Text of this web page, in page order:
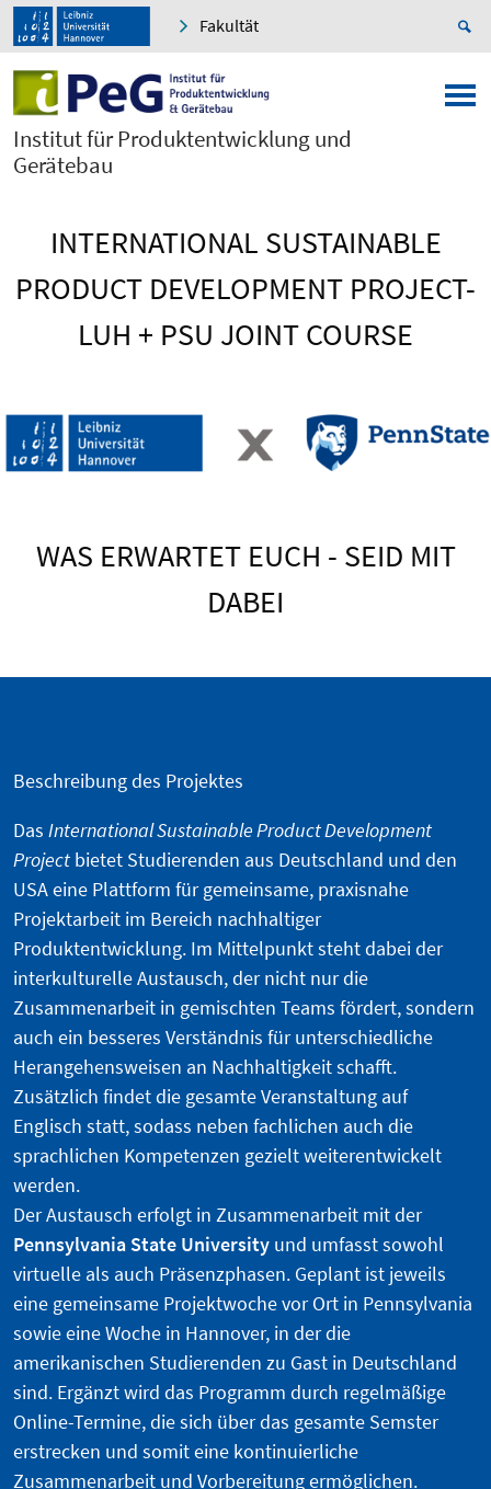
Fakultät
Institut für Produktentwicklung und
Gerätebau
INTERNATIONAL SUSTAINABLE
PRODUCT DEVELOPMENT PROJECT-
LUH + PSU JOINT COURSE
WAS ERWARTET EUCH - SEID MIT
DABEI
Beschreibung des Projektes
Das International Sustainable Product Development
Project bietet Studierenden aus Deutschland und den
USA eine Plattform für gemeinsame, praxisnahe
Projektarbeit im Bereich nachhaltiger
Produktentwicklung. Im Mittelpunkt steht dabei der
interkulturelle Austausch, der nicht nur die
Zusammenarbeit in gemischten Teams fördert, sondern
auch ein besseres Verständnis für unterschiedliche
Herangehensweisen an Nachhaltigkeit schafft.
Zusätzlich findet die gesamte Veranstaltung auf
Englisch statt, sodass neben fachlichen auch die
sprachlichen Kompetenzen gezielt weiterentwickelt
werden.
Der Austausch erfolgt in Zusammenarbeit mit der
Pennsylvania State University und umfasst sowohl
virtuelle als auch Präsenzphasen. Geplant ist jeweils
eine gemeinsame Projektwoche vor Ort in Pennsylvania
sowie eine Woche in Hannover, in der die
amerikanischen Studierenden zu Gast in Deutschland
sind. Ergänzt wird das Programm durch regelmäßige
Online-Termine, die sich über das gesamte Semster
erstrecken und somit eine kontinuierliche
Zusammenarbeit und Vorbereitung ermöglichen.